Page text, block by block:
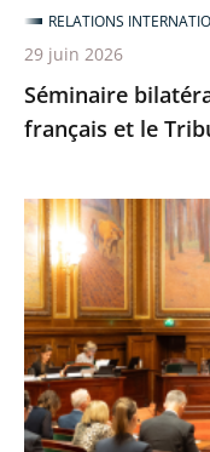
Tribunal
suprême
espagnol
Séminaire
français et le
RELATIONS
29 juin 2026
Colloque
bisannuel
du
Comité
franco-
britanno-
irlandais